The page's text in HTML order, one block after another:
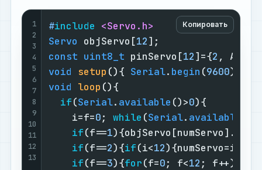
Копировать
1
2
3
4
5
6
7
8
9
10
11
12
13
#include <Servo.h>
Servo objServo[12
const uint8_t pinServo[12]={2 , A0,
void
setup (){ Serial. begin (9600);
void loop (){
if(Serial. available ()>0){
    i=f=
0; while (Serial. available
if(f==1){objServo[numServo].
if(f==2){if(i<12){numServo=i;
if(f==3){for(f=0; f<12 ;